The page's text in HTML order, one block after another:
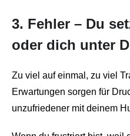
3. Fehler – Du
oder dich unter
Zu viel auf einmal, zu viel
Erwartungen sorgen für
unzufriedener mit deinem